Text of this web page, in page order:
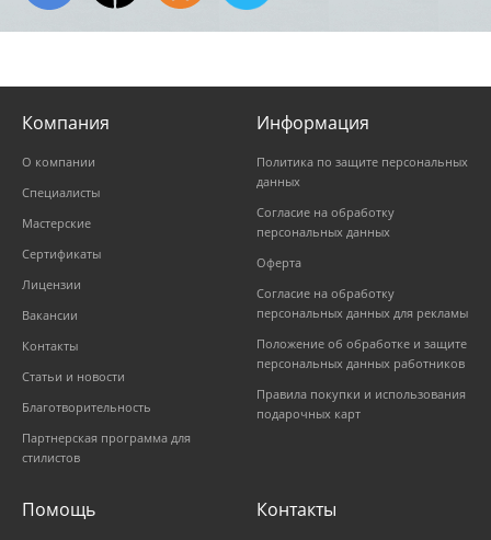
Компания
О компании
Специалисты
Мастерские
Сертификаты
Лицензии
Вакансии
Контакты
Статьи и новости
Благотворительность
Партнерская программа для
стилистов
Информация
Политика по защите персональных
данных
Согласие на обработку
персональных данных
Оферта
Согласие на обработку
персональных данных для рекламы
Положение об обработке и защите
персональных данных работников
Правила покупки и использования
подарочных карт
Помощь Контакты